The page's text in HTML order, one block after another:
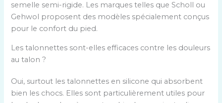
semelle semi-rigide. Les marques telles que Scholl ou
Gehwol proposent des modèles spécialement conçus
pour le confort du pied.
Les talonnettes sont-elles efficaces contre les douleurs
au talon ?
Oui, surtout les talonnettes en silicone qui absorbent
bien les chocs. Elles sont particulièrement utiles pour